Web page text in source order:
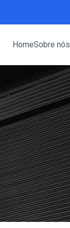
HomeSobre nós